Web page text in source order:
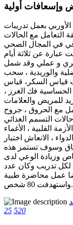
وإسعافات أولية
بعمل تدريبات
التعامل مع الحالات
في المجال الصحي
عبارة عن ثلاثة أيام
و عملي وقد شمل
والوريدية ، سحب
قياس السكر، قياس
الحساسية فك الغرز ،
للمريض والعلامات
مع الحروق ، جروح
التسمم الغذائي
القلبية ، الأغماء
، الانعاش اختبار
وسوف تستمر هذه
وزيادة الوعي لدى
لكل تدريب وكان عدد
ايضا عمل محاضرة طبية
واستهدفت 80 شخص.
25 520